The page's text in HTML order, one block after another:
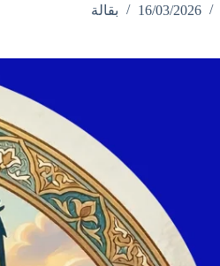
16/03/2026 بقالة